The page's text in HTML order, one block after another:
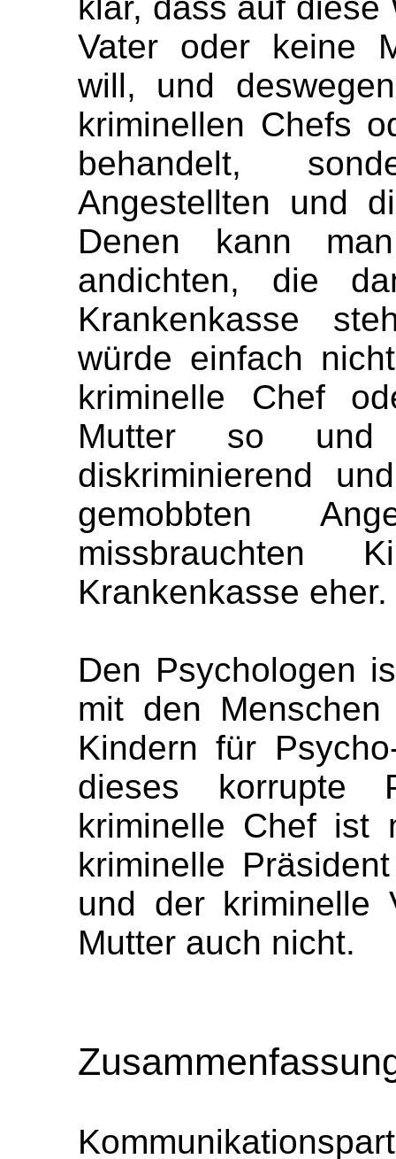
Vater oder keine
will, und
kriminellen Chefs
behandelt,
Angestellten und
Denen kann
andichten, die
Krankenkasse
würde einfach
kriminelle Chef
Mutter so
diskriminierend
gemobbten
Krankenkasse eher.
Den Psychologen
mit den
Kindern für
dieses korrupte
kriminelle Chef ist
kriminelle
und der kriminelle
Mutter auch nicht.